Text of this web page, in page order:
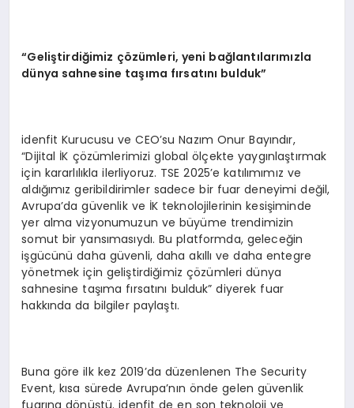
“Geliştirdiğimiz çözümleri, yeni bağlantılarımızla
dünya sahnesine taşıma fırsatını bulduk”
idenfit Kurucusu ve CEO’su Nazım Onur Bayındır,
“Dijital İK çözümlerimizi global ölçekte yaygınlaştırmak
için kararlılıkla ilerliyoruz. TSE 2025’e katılımımız ve
aldığımız geribildirimler sadece bir fuar deneyimi değil,
Avrupa’da güvenlik ve İK teknolojilerinin kesişiminde
yer alma vizyonumuzun ve büyüme trendimizin
somut bir yansımasıydı. Bu platformda, geleceğin
işgücünü daha güvenli, daha akıllı ve daha entegre
yönetmek için geliştirdiğimiz çözümleri dünya
sahnesine taşıma fırsatını bulduk” diyerek fuar
hakkında da bilgiler paylaştı.
Buna göre ilk kez 2019’da düzenlenen The Security
Event, kısa sürede Avrupa’nın önde gelen güvenlik